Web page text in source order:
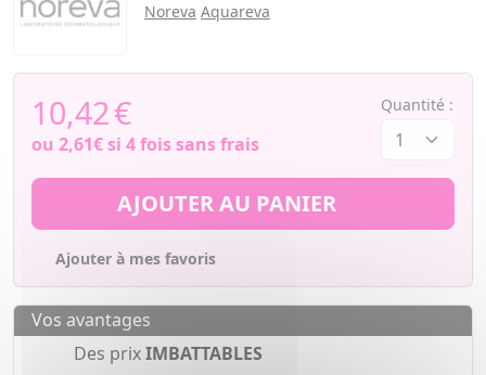
Noreva Aquareva
10,42€
ou 2,61€si 4 fois sans frais
Quantité :
AJOUTER AU PANIER
Ajouter à mes favoris
Vos avantages
Des prixIMBATTABLES